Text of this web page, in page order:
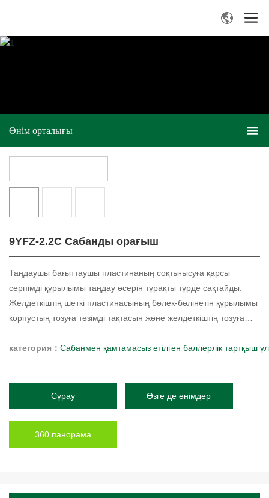
Өнім орталығы
9YFZ-2.2C Сабанды орағыш
Таңдаушы бағыттаушы пластинаның соқтығысуға қарсы
серпімді құрылымы таңдау әсерін тұрақты түрде сақтайды.
Желдеткіштің шеткі пластинасының бөлек-бөлінетін құрылымы
корпустың тозуға төзімді тақтасын және желдеткіштің тозуға
категория： Сабанмен қамтамасыз етiлген баллерлiк тартқыш
Сұрау Өзге де өнiмдер
360 панорама